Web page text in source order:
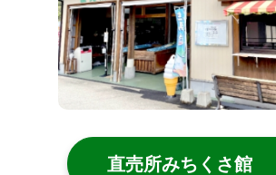
直売所みちくさ館